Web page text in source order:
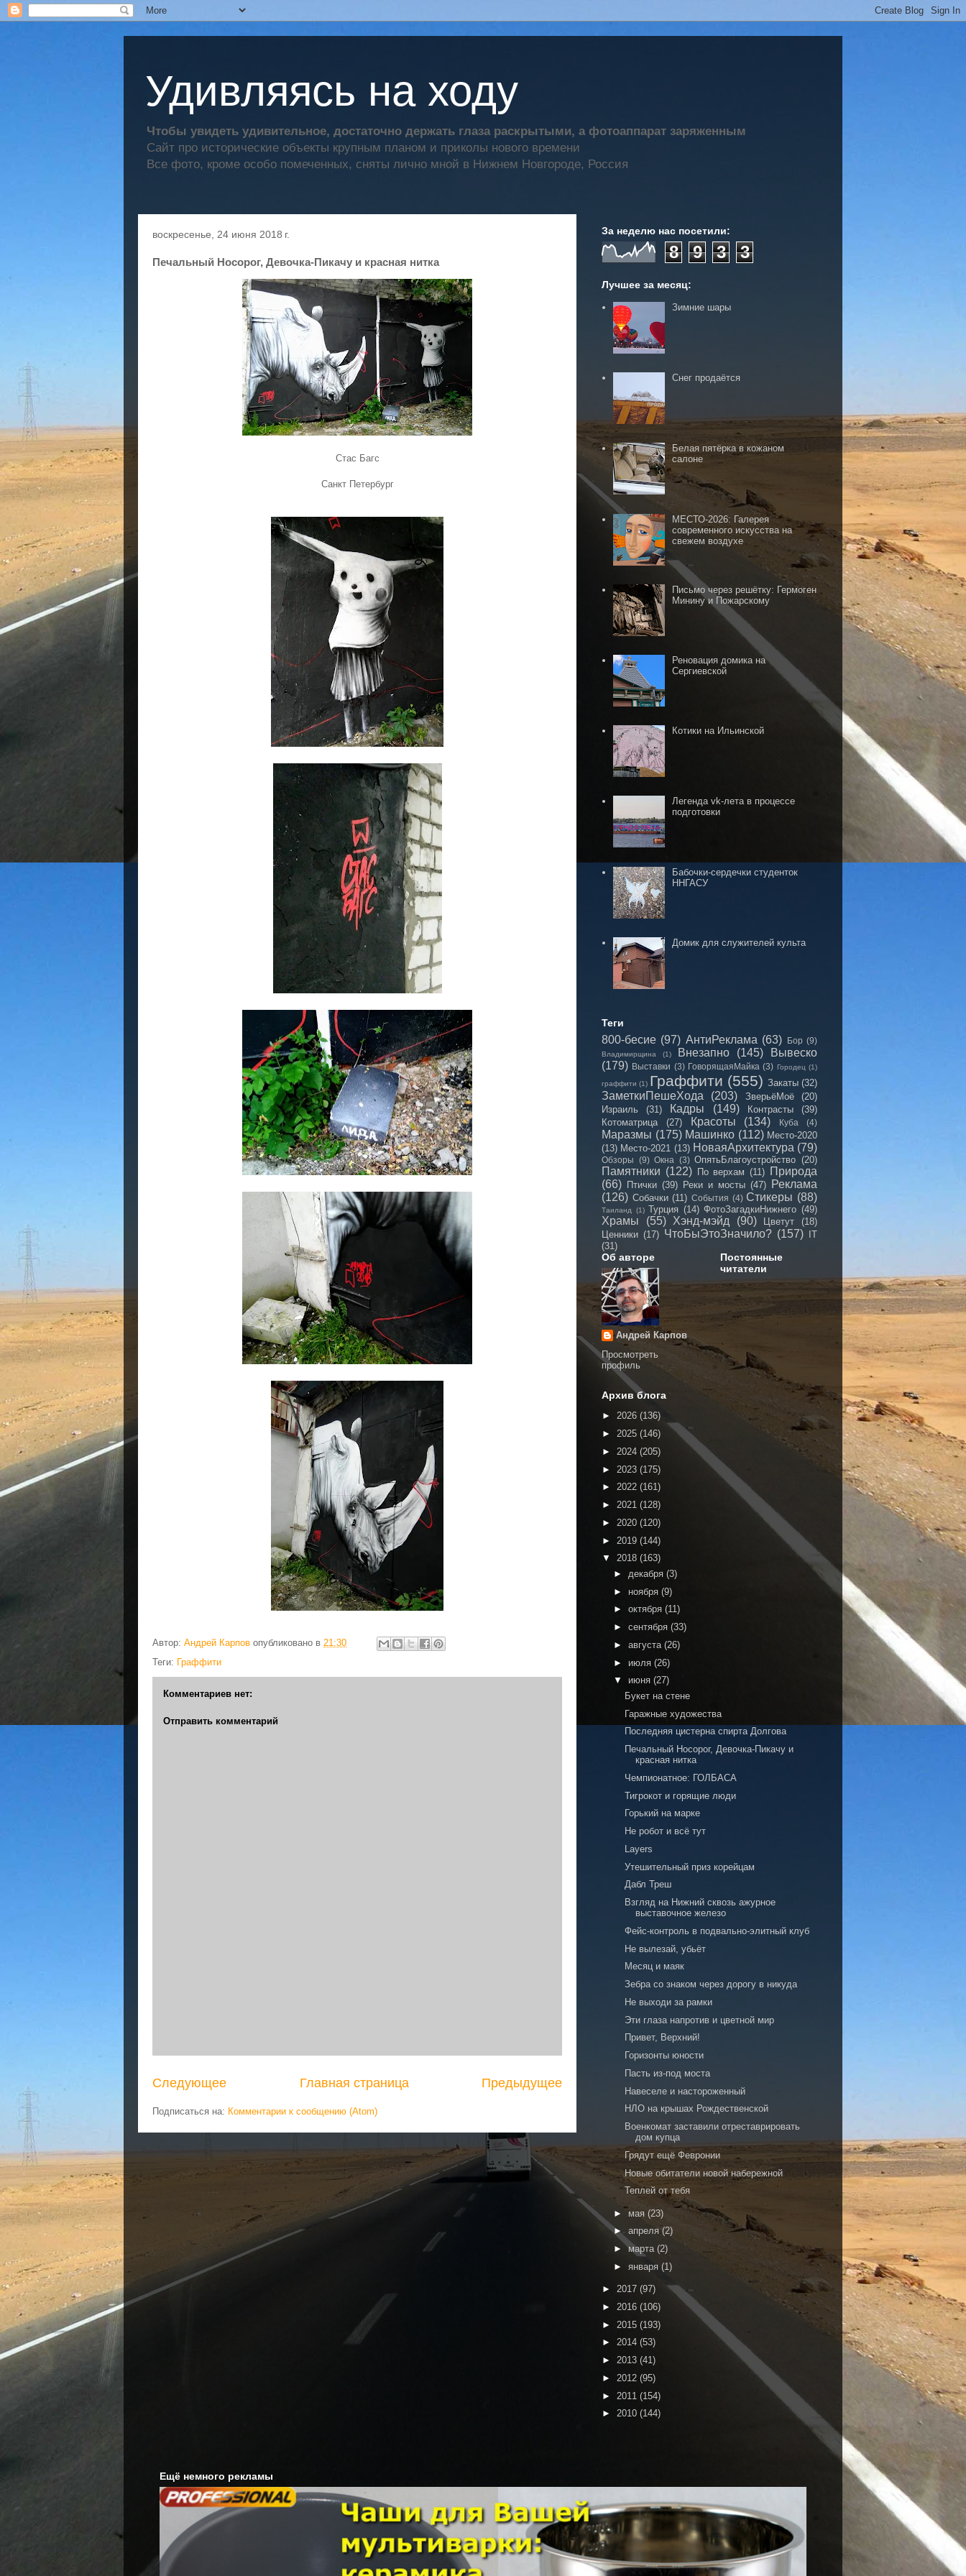
Удивляясь на ходу
Чтобы увидеть удивительное, достаточно держать глаза раскрытыми, а фотоаппарат заряженным
Сайт про исторические объекты крупным планом и приколы нового времени
Все фото, кроме особо помеченных, сняты лично мной в Нижнем Новгороде, Россия
воскресенье, 24 июня 2018 г.
Печальный Носорог, Девочка-Пикачу и красная нитка
Стас Багс
Санкт Петербург
Автор: Андрей Карпов опубликовано в 21:30
Теги: Граффити
Комментариев нет:
Отправить комментарий
Следующее Предыдущее
Главная страница
Подписаться на: Комментарии к сообщению (Atom)
За неделю нас посетили:
8 9 3 3
Лучшее за месяц:
Зимние шары
Снег продаётся
Белая пятёрка в кожаном
салоне
МЕСТО-2026: Галерея
современного искусства на
свежем воздухе
Письмо через решётку: Гермоген
Минину и Пожарскому
Реновация домика на
Сергиевской
Котики на Ильинской
Легенда vk-лета в процессе
подготовки
Бабочки-сердечки студенток
ННГАСУ
Домик для служителей культа
Теги
800-бесие (97) АнтиРеклама (63) Бор (9)
Владимирщина (1) Внезапно (145)
Вывеско
(179) Выставки (3) ГоворящаяМайка (3) Городец (1)
граффити (1) Граффити (555) Закаты (32)
ЗаметкиПешеХода (203) ЗверьёМоё
(20)
Израиль
(31) Кадры (149) Контрасты
(39)
Котоматрица
(27) Красоты (134) Куба (4)
Маразмы (175) Машинко (112) Место-2020
(13) Место-2021 (13) НоваяАрхитектура (79)
Обзоры (9) Окна (3) ОпятьБлагоустройство (20)
Памятники (122) По верхам (11) Природа
(66) Птички (39) Реки и мосты (47) Реклама
(126) Собачки (11) События (4) Стикеры (88)
Таиланд (1) Турция (14) ФотоЗагадкиНижнего (49)
Храмы (55) Хэнд-мэйд (90) Цветут
(18)
Ценники (17) ЧтоБыЭтоЗначило? (157)
IT
(31)
Об авторе
Андрей Карпов
Просмотреть
профиль
Постоянные
читатели
Архив блога
► 2026 (136)
► 2025 (146)
► 2024 (205)
► 2023 (175)
► 2022 (161)
► 2021 (128)
► 2020 (120)
► 2019 (144)
▼ 2018 (163)
► декабря (3)
► ноября (9)
► октября (11)
► сентября (33)
► августа (26)
► июля (26)
▼ июня (27)
Букет на стене
Гаражные художества
Последняя цистерна спирта Долгова
Печальный Носорог, Девочка-Пикачу и
красная нитка
Чемпионатное: ГОЛБАСА
Тигрокот и горящие люди
Горький на марке
Не робот и всё тут
Layers
Утешительный приз корейцам
Дабл Треш
Взгляд на Нижний сквозь ажурное
выставочное железо
Фейс-контроль в подвально-элитный клуб
Не вылезай, убьёт
Месяц и маяк
Зебра со знаком через дорогу в никуда
Не выходи за рамки
Эти глаза напротив и цветной мир
Привет, Верхний!
Горизонты юности
Пасть из-под моста
Навеселе и настороженный
НЛО на крышах Рождественской
Военкомат заставили отреставрировать
дом купца
Грядут ещё Февронии
Новые обитатели новой набережной
Теплей от тебя
► мая (23)
► апреля (2)
►марта (2)
► января (1)
► 2017 (97)
► 2016 (106)
► 2015 (193)
► 2014 (53)
► 2013 (41)
► 2012 (95)
► 2011 (154)
► 2010 (144)
Ещё немного рекламы